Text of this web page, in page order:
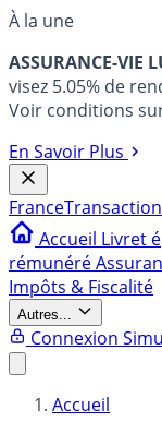
À la une
ASSURANCE-VIE
visez 5.05% de
Voir conditions
En Savoir Plus
France
Accueil Livret
rémunéré
Impôts & Fiscalité
Autres...
Connexion
Accueil